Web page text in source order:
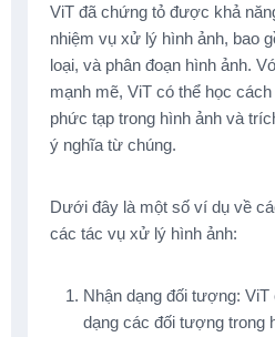
ViT đã chứng tỏ được khả
nhiệm vụ xử lý hình ảnh, bao
loại, và phân đoạn hình ảnh.
mạnh mẽ, ViT có thể học
phức tạp trong hình ảnh và
ý nghĩa từ chúng.
Dưới đây là một số ví dụ về
các tác vụ xử lý hình ảnh:
Nhận dạng đối tượng:
dạng các đối tượng trong